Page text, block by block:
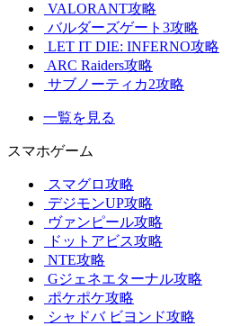
VALORANT攻略
バルダーズゲート3攻略
LET IT DIE: INFERNO攻略
ARC Raiders攻略
サブノーティカ2攻略
一覧を見る
スマホゲーム
スマグロ攻略
デジモンUP攻略
ヴァンピール攻略
ドットアビス攻略
NTE攻略
Gジェネエターナル攻略
ポケポケ攻略
シャドバ ビヨンド攻略